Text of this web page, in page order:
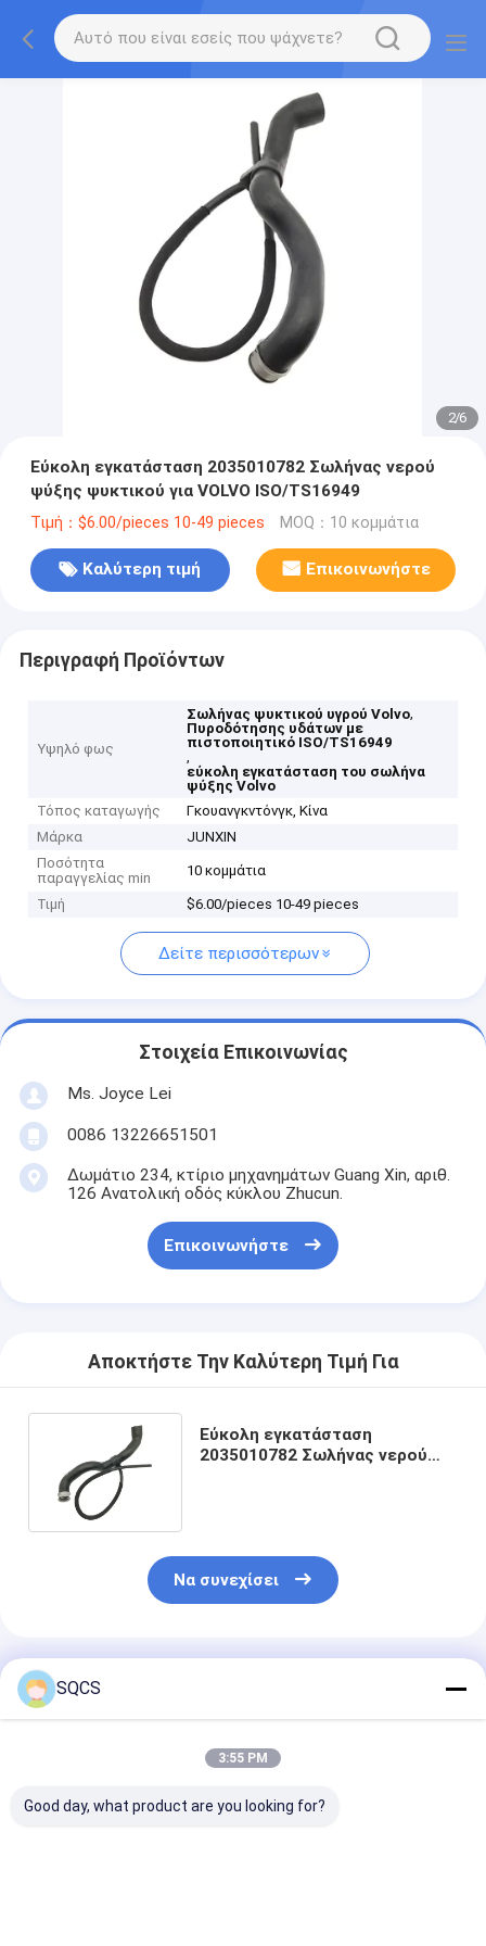
2/6
Εύκολη εγκατάσταση 2035010782 Σωλήνας νερού
ψύξης ψυκτικού για VOLVO ISO/TS16949
Τιμή：$6.00/pieces 10-49 pieces MOQ：10 κομμάτια
Καλύτερη τιμή Επικοινωνήστε
Περιγραφή Προϊόντων
Υψηλό φως
Σωλήνας ψυκτικού υγρού Volvo,
Πυροδότησης υδάτων με
πιστοποιητικό ISO/TS16949
,
εύκολη εγκατάσταση του σωλήνα
ψύξης Volvo
Τόπος καταγωγής
Γκουανγκντόνγκ, Κίνα
Μάρκα
JUNXIN
Ποσότητα
παραγγελίας min
10 κομμάτια
Τιμή $6.00/pieces 10-49 pieces
Δείτε περισσότερων
Στοιχεία Επικοινωνίας
Ms. Joyce Lei
0086 13226651501
Δωμάτιο 234, κτίριο μηχανημάτων Guang Xin, αριθ.
126 Ανατολική οδός κύκλου Zhucun.
Επικοινωνήστε
Αποκτήστε Την Καλύτερη Τιμή Για
Εύκολη εγκατάσταση
2035010782 Σωλήνας νερού
Να συνεχίσει
Συνιστώμενα Προϊόντα
SQCS
3:55 PM
Good day, what product are you looking for?